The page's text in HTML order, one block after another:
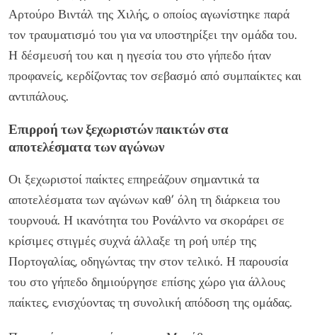
Αρτούρο Βιντάλ της Χιλής, ο οποίος αγωνίστηκε παρά
τον τραυματισμό του για να υποστηρίξει την ομάδα του.
Η δέσμευσή του και η ηγεσία του στο γήπεδο ήταν
προφανείς, κερδίζοντας τον σεβασμό από συμπαίκτες και
αντιπάλους.
Επιρροή των ξεχωριστών παικτών στα
αποτελέσματα των αγώνων
Οι ξεχωριστοί παίκτες επηρεάζουν σημαντικά τα
αποτελέσματα των αγώνων καθ’ όλη τη διάρκεια του
τουρνουά. Η ικανότητα του Ρονάλντο να σκοράρει σε
κρίσιμες στιγμές συχνά άλλαξε τη ροή υπέρ της
Πορτογαλίας, οδηγώντας την στον τελικό. Η παρουσία
του στο γήπεδο δημιούργησε επίσης χώρο για άλλους
παίκτες, ενισχύοντας τη συνολική απόδοση της ομάδας.